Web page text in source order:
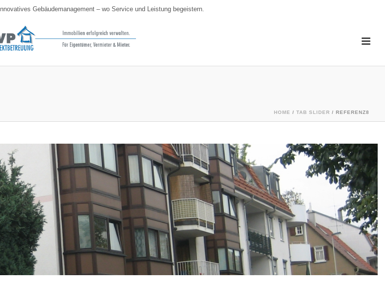
Innovatives Gebäudemanagement – wo Service und Leistung begeistern.
HOME / TAB SLIDER / REFERENZ8